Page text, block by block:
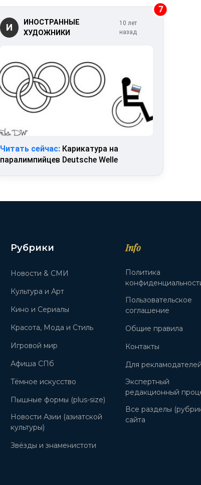
7
И
ИНОСТРАННЫЕ
ХУДОЖНИКИ
10 лет
назад
Читать сейчас: Карикатура на
паралимпийцев Deutsche Welle
Рубрики
Новости & СМИ
Культура и Арт
Кино и Сериалы
Красота, Мода и Стиль
Игровой мир
Афиша СПб
Тёмное искусство
Пышные формы (plus-size)
Новости Азии (азиатской
культуры)
Звёзды и знаменистоти
Info
Политика
Пользовательское
соглашение
Общие правила
Контакты
Для рекламодателей
Экспертный
редакционный
Все разделы
сайта